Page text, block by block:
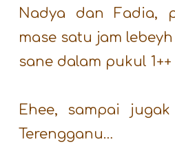
Nadya dan Fadia,
mase satu jam
sane dalam pukul
Ehee, sampai
Terengganu…